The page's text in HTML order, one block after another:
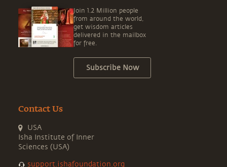
Join 1.2 Million people
from around the world,
get wisdom articles
delivered in the mailbox
for free.
Subscribe Now
Contact Us
USA
Isha Institute of Inner
Sciences (USA)
support.ishafoundation.org